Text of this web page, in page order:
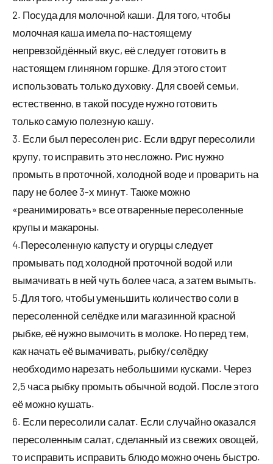
2. Посуда для молочной каши. Для того, чтобы
молочная каша имела по-настоящему
непревзойдённый вкус, её следует готовить в
настоящем глиняном горшке. Для этого стоит
использовать только духовку. Для своей семьи,
естественно, в такой посуде нужно готовить
только самую полезную кашу.
3. Если был пересолен рис. Если вдруг пересолили
крупу, то исправить это несложно. Рис нужно
промыть в проточной, холодной воде и проварить на
пару не более 3-х минут. Также можно
«реанимировать» все отваренные пересоленные
крупы и макароны.
4.Пересоленную капусту и огурцы следует
промывать под холодной проточной водой или
вымачивать в ней чуть более часа, а затем вымыть.
5.Для того, чтобы уменьшить количество соли в
пересоленной селёдке или магазинной красной
рыбке, её нужно вымочить в молоке. Но перед тем,
как начать её вымачивать, рыбку/селёдку
необходимо нарезать небольшими кусками. Через
2,5 часа рыбку промыть обычной водой. После этого
её можно кушать.
6. Если пересолили салат. Если случайно оказался
пересоленным салат, сделанный из свежих овощей,
то исправить исправить блюдо можно очень быстро.